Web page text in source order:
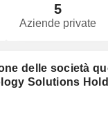
5
Aziende private
delle società
Solutions